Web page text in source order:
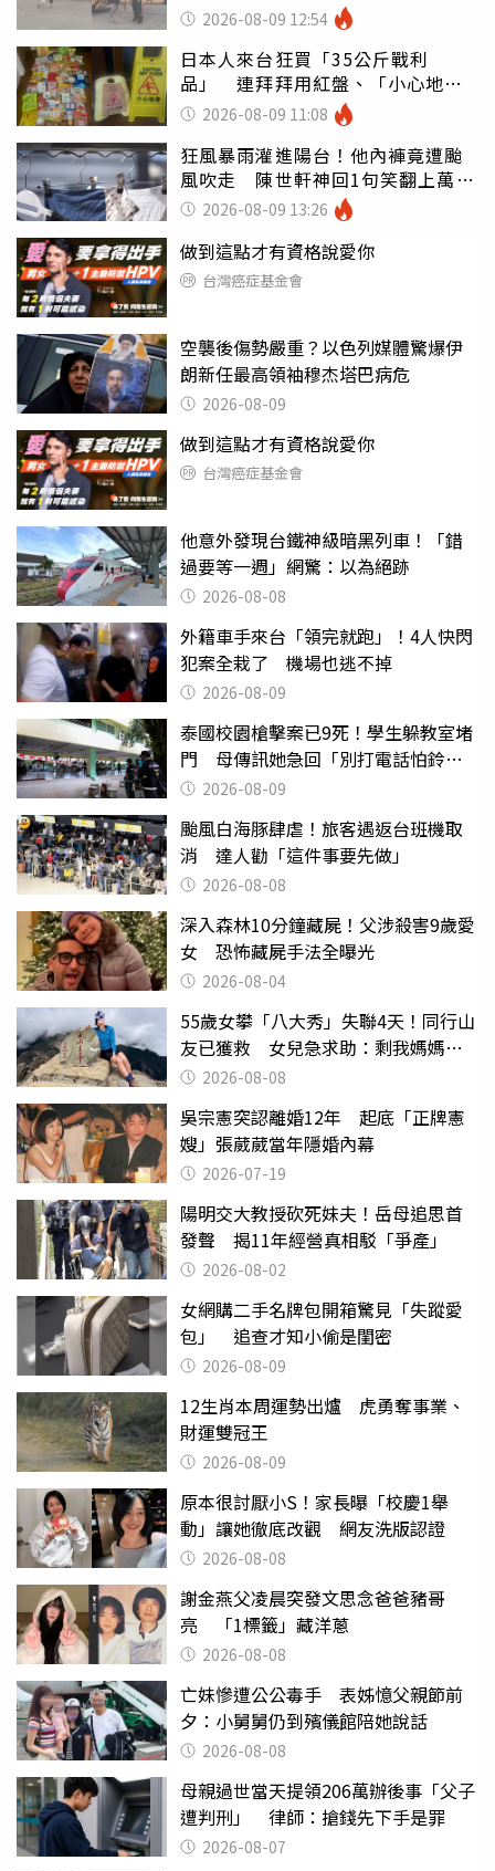
傻眼2026-08-09 12:54
日本人來台狂買「35公斤戰利
品」 連拜拜用紅盤、「小心地
滑」告示牌也帶回家
2026-08-09 11:08
狂風暴雨灌進陽台！他內褲竟遭颱
風吹走 陳世軒神回1句笑翻上萬網
友 2026-08-09 13:26
做到這點才有資格說愛你
台灣癌症基金會
空襲後傷勢嚴重？以色列媒體驚爆伊
朗新任最高領袖穆杰塔巴病危
2026-08-09
做到這點才有資格說愛你
台灣癌症基金會
他意外發現台鐵神級暗黑列車！「錯
過要等一週」網驚：以為絕跡
2026-08-08
外籍車手來台「領完就跑」！4人快閃
犯案全栽了 機場也逃不掉
2026-08-09
泰國校園槍擊案已9死！學生躲教室堵
門 母傳訊她急回「別打電話怕鈴
響」2026-08-09
颱風白海豚肆虐！旅客遇返台班機取
消 達人勸「這件事要先做」
2026-08-08
深入森林10分鐘藏屍！父涉殺害9歲愛
女 恐怖藏屍手法全曝光
2026-08-04
55歲女攀「八大秀」失聯4天！同行山
友已獲救 女兒急求助：剩我媽媽還
沒找到
2026-08-08
吳宗憲突認離婚12年 起底「正牌憲
嫂」張葳葳當年隱婚內幕
2026-07-19
陽明交大教授砍死妹夫！岳母追思首
發聲 揭11年經營真相駁「爭產」
2026-08-02
女網購二手名牌包開箱驚見「失蹤愛
包」 追查才知小偷是閨密
2026-08-09
12生肖本周運勢出爐 虎勇奪事業、
財運雙冠王
2026-08-09
原本很討厭小S！家長曝「校慶1舉
動」讓她徹底改觀 網友洗版認證
2026-08-08
謝金燕父凌晨突發文思念爸爸豬哥
亮 「1標籤」藏洋蔥
2026-08-08
亡妹慘遭公公毒手 表姊憶父親節前
夕：小舅舅仍到殯儀館陪她說話
2026-08-08
母親過世當天提領206萬辦後事「父子
遭判刑」 律師：搶錢先下手是罪
2026-08-07